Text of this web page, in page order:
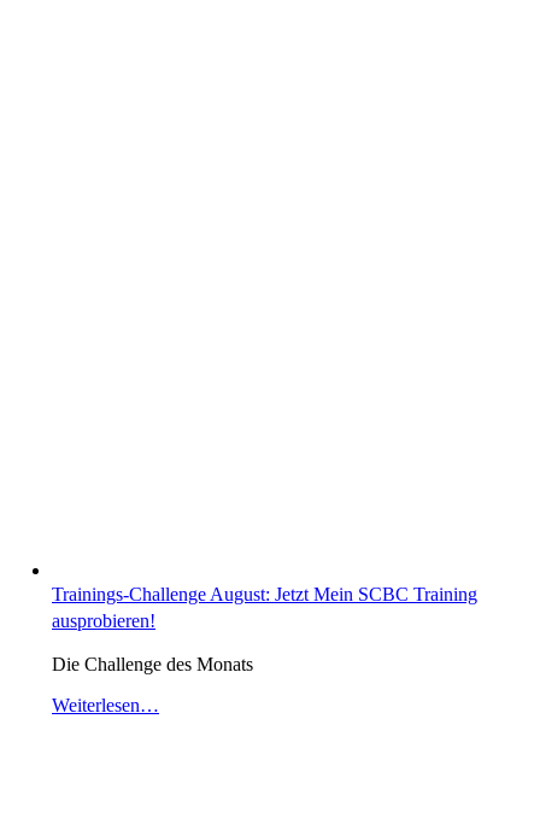
Trainings-Challenge August: Jetzt Mein SCBC Training
ausprobieren!
Die Challenge des Monats
Weiterlesen…